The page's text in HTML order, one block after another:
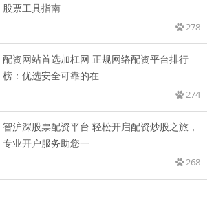
股票工具指南
278
配资网站首选加杠网 正规网络配资平台排行
榜：优选安全可靠的在
274
智沪深股票配资平台 轻松开启配资炒股之旅，
专业开户服务助您一
268